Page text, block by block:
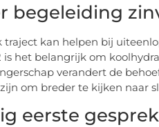
begeleiding
traject kan helpen bij
is het belangrijk om
verandert de
om breder te kijken naar
eerste gesprek